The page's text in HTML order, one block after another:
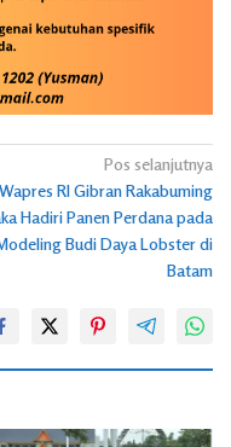
Pos selanjutnya
Wapres RI Gibran Rakabuming
Hadiri Panen Perdana pada
Budi Daya Lobster di
Batam